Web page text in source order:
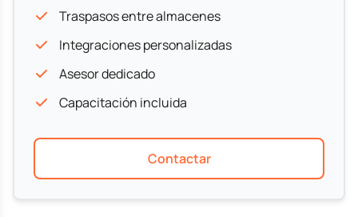
Traspasos entre almacenes
Integraciones personalizadas
Asesor dedicado
Capacitación incluida
Contactar